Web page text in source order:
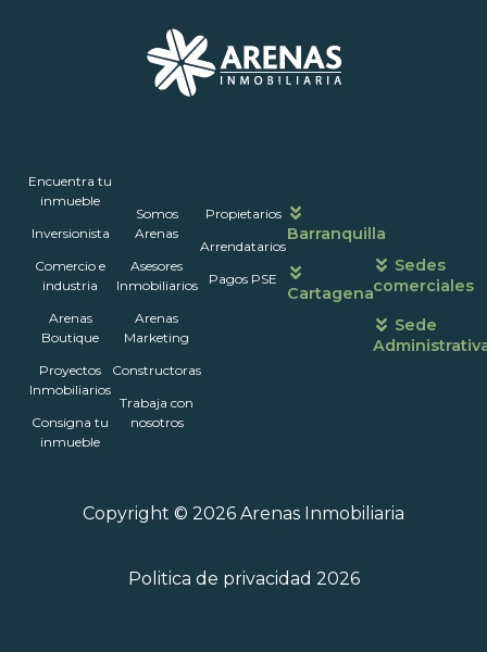
Encuentra tu
inmueble
Inversionista
Comercio e
industria
Arenas
Boutique
Proyectos
Inmobiliarios
Consigna tu
inmueble
Somos
Arenas
Asesores
Inmobiliarios
Arenas
Marketing
Constructoras
Trabaja con
nosotros
Propietarios
Arrendatarios
Pagos PSE
Barranquilla
Cartagena
atención
Sedes
comerciales
Sede
Copyright © 2026 Arenas Inmobiliaria
Politica de privacidad 2026